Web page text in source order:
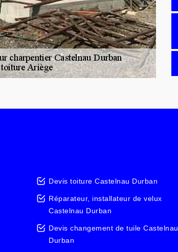
Devis toiture Castelnau Durban
Réparateur, installateur de velux
Castelnau Durban
Devis changement de tuile Castelnau
Durban